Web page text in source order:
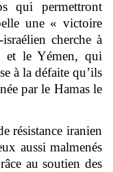
qui permettront
une « victoire
cherche à
et le Yémen, qui
à la défaite qu’ils
par le Hamas le
résistance iranien
aussi malmenés
au soutien des